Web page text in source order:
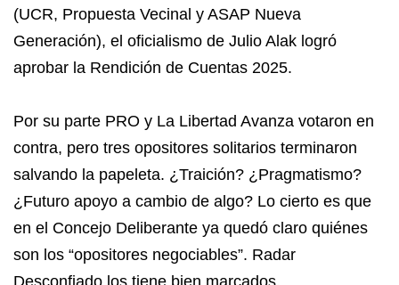
(UCR, Propuesta Vecinal y ASAP Nueva
Generación), el oficialismo de Julio Alak logró
aprobar la Rendición de Cuentas 2025.
Por su parte PRO y La Libertad Avanza votaron en
contra, pero tres opositores solitarios terminaron
salvando la papeleta. ¿Traición? ¿Pragmatismo?
¿Futuro apoyo a cambio de algo? Lo cierto es que
en el Concejo Deliberante ya quedó claro quiénes
son los “opositores negociables”. Radar
Desconfiado los tiene bien marcados.